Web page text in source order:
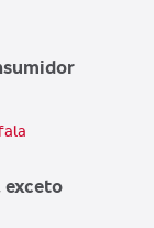
exceto